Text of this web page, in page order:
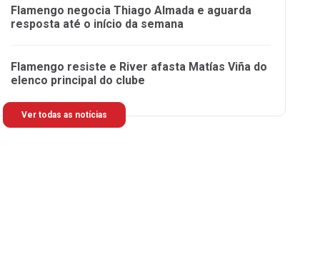
Flamengo negocia Thiago Almada e aguarda
resposta até o início da semana
Flamengo resiste e River afasta Matías Viña do
elenco principal do clube
Ver todas as notícias